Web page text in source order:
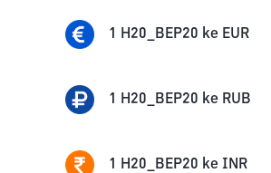
1 H20_BEP20 ke EUR
1 H20_BEP20 ke RUB
1 H20_BEP20 ke INR